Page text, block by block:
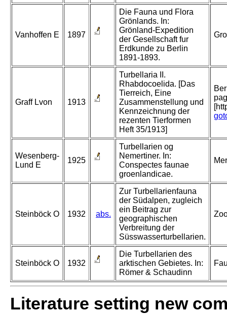
Vanhoffen E 1897
Die Fauna und Flora
Grönlands. In:
Grönland-Expedition
der Gesellschaft fur
Erdkunde zu Berlin
1891-1893.
Graff Lvon 1913
Turbellaria II.
Rhabdocoelida. [Das
Tierreich, Eine
Zusammenstellung und
Kennzeichnung der
rezenten Tierformen
Heft 35/1913]
Wesenberg-
Lund E
1925
Turbellarien og
Nemertiner. In:
Conspectes faunae
groenlandicae.
Steinböck O 1932 abs.
Zur Turbellarienfauna
der Südalpen, zugleich
ein Beitrag zur
geographischen
Verbreitung der
Süsswasserturbellarien.
Steinböck O 1932
Die Turbellarien des
arktischen Gebietes. In:
Römer & Schaudinn
Literature setting new